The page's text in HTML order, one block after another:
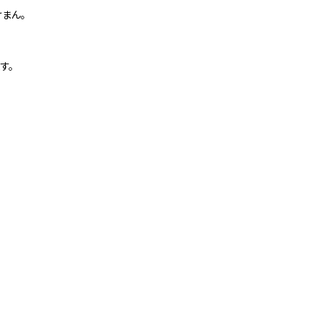
ん。
。